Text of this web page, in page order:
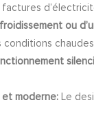
factures
ou
conditions
moderne: Le